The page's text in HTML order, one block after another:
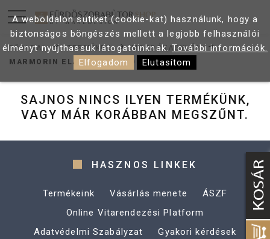
FŐOLDAL TERMÉKEK
MOSDÓKAGYLÓK
MARMORIN ELARA 1 KÉZIMOSDÓ
SAJNOS NINCS ILYEN TERMÉKÜNK,
VAGY MÁR KORÁBBAN MEGSZŰNT.
HASZNOS LINKEK
Termékeink Vásárlás menete
ÁSZF
Online Vitarendezési Platform
Adatvédelmi Szabályzat
Gyakori kérdések
A weboldalon sütiket (cookie-kat) használunk, hogy a
biztonságos böngészés mellett a legjobb felhasználói
élményt nyújthassuk látogatóinknak.További információk.
Elfogadom
Elutasítom